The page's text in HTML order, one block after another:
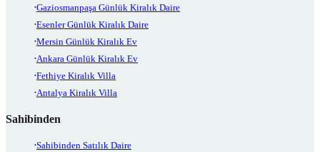
Gaziosmanpaşa Günlük Kiralık Daire
Esenler Günlük Kiralık Daire
Mersin Günlük Kiralık Ev
Ankara Günlük Kiralık Ev
Fethiye Kiralık Villa
Antalya Kiralık Villa
Sahibinden
Sahibinden Satılık Daire